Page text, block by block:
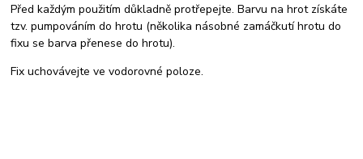
Před každým použitím důkladně protřepejte. Barvu na hrot získáte
tzv. pumpováním do hrotu (několika násobné zamáčkutí hrotu do
fixu se barva přenese do hrotu).
Fix uchovávejte ve vodorovné poloze.